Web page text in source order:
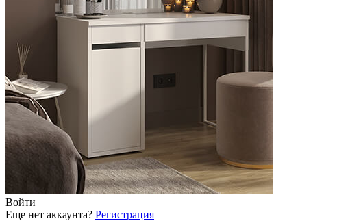
Войти
Еще нет аккаунта? Регистрация